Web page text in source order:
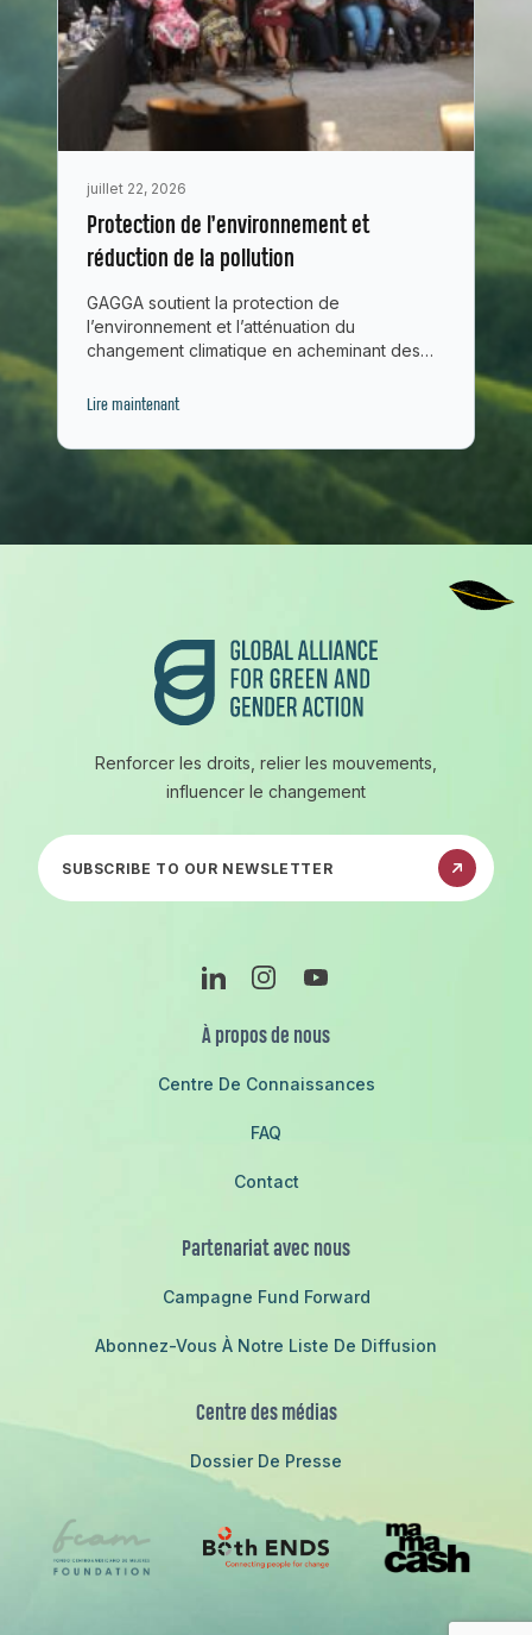
juillet 22, 2026
Protection de l’environnement et
réduction de la pollution
GAGGA soutient la protection de
l’environnement et l’atténuation du
changement climatique en acheminant des
Lire maintenant
Renforcer les droits, relier les mouvements,
influencer le changement
Abonnez-vous à notre newsletter
LinkedinInstagramYoutube
À propos de nous
Centre De Connaissances
FAQ
Contact
Partenariat avec nous
Campagne Fund Forward
Abonnez-Vous À Notre Liste De Diffusion
Centre des médias
Dossier De Presse